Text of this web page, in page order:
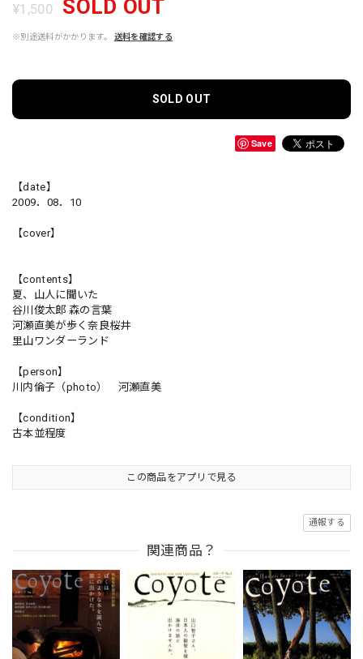
¥1,500 SOLD OUT
※別途送料がかかります。 送料を確認する
SOLD OUT
Save
【date】
2009．08．10
【cover】
【contents】
夏、山人に聞いた
谷川俊太郎 森の言葉
河瀬直美が歩く奈良桜井
里山ワンダーランド
【person】
川内倫子（photo） 河瀬直美
【condition】
古本並程度
この商品をアプリで見る
通報する
関連商品？